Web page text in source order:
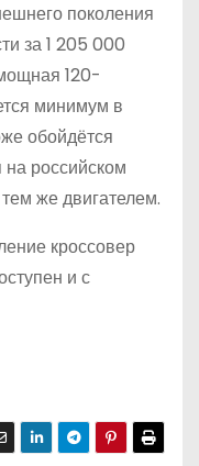
поколения
за 1 205 000
120-
минимум в
обойдётся
российском
же двигателем.
кроссовер
и с